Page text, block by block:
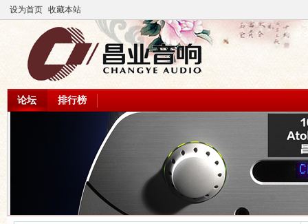
设为首页 收藏本站
论坛 排行榜